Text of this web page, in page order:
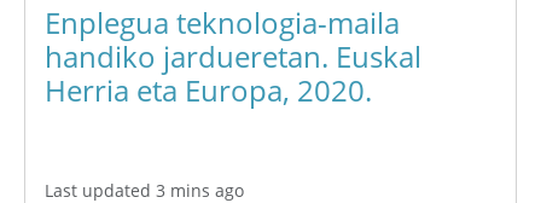
Enplegua teknologia-maila
handiko jardueretan. Euskal
Herria eta Europa, 2020.
Last updated 3 mins ago